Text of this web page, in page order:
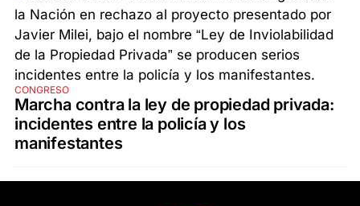
CONGRESO
Marcha contra la ley de propiedad privada:
incidentes entre la policía y los
manifestantes